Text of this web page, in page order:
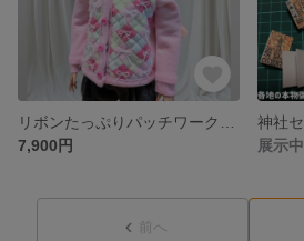
7,900円
展示中
前へ